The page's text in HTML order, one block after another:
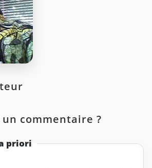
un commentaire ?
priori